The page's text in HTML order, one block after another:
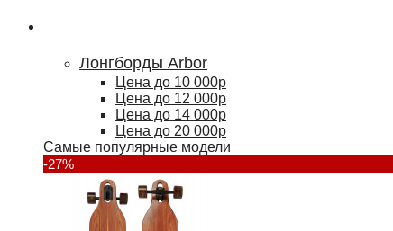
Лонгборды Arbor
Цена до 10 000р
Цена до 12 000р
Цена до 14 000р
Цена до 20 000р
Самые популярные модели
-27%